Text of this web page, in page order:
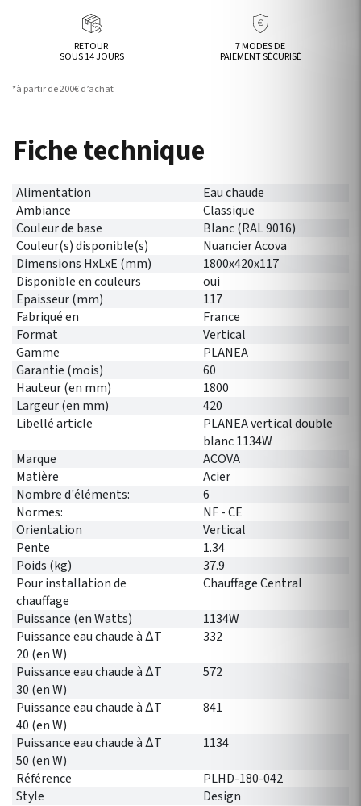
RETOUR
SOUS 14 JOURS
7 MODES DE
PAIEMENT SÉCURISÉ
*à partir de 200€ d’achat
Fiche technique
Alimentation
Eau chaude
Ambiance
Classique
Couleur de base
Blanc (RAL 9016)
Couleur(s) disponible(s)
Nuancier Acova
Dimensions HxLxE (mm)
1800x420x117
Disponible en couleurs
oui
Epaisseur (mm)
117
Fabriqué en
France
Format
Vertical
Gamme
PLANEA
Garantie (mois)
60
Hauteur (en mm)
1800
Largeur (en mm)
420
Libellé article
PLANEA vertical double
blanc 1134W
Marque
ACOVA
Matière
Acier
Nombre d'éléments:
6
Normes:
NF - CE
Orientation
Vertical
Pente
1.34
Poids (kg)
37.9
Pour installation de
chauffage
Chauffage Central
Puissance (en Watts)
1134W
Puissance eau chaude à ∆T
20 (en W)
332
Puissance eau chaude à ∆T
30 (en W)
572
Puissance eau chaude à ∆T
40 (en W)
841
Puissance eau chaude à ∆T
50 (en W)
1134
Référence
PLHD-180-042
Style
Design